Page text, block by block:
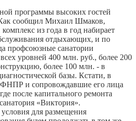
программы высоких гостей
сообщил Михаил Шмаков,
из года в год набирает
отдыхающих, и по
профсоюзные санатории
уровней 400 млн. руб., более 200
более 100 млн. - в
базы. Кстати, в
ФНПР и сопровождавшие его лица
после капитального ремонта
«Виктория».
для размещения